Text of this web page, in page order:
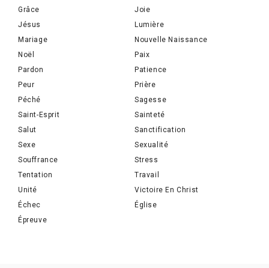
Grâce
Joie
Jésus
Lumière
Mariage
Nouvelle Naissance
Noël
Paix
Pardon
Patience
Peur
Prière
Péché
Sagesse
Saint-Esprit
Sainteté
Salut
Sanctification
Sexe
Sexualité
Souffrance
Stress
Tentation
Travail
Unité
Victoire En Christ
Échec
Église
Épreuve